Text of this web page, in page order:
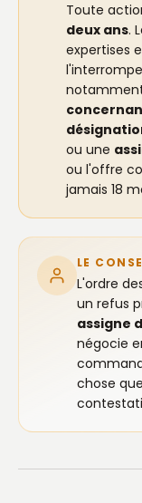
Toute
deux ans.
expertises
ou une
ou l'offre
jamais 18
LE
L'ordre
un refus
assigne
négocie
chose